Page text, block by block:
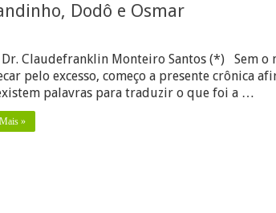
Dodô e Osmar
Dr. Claudefranklin Monteiro Santos (*) Sem o
pelo excesso, começo a presente crônica
palavras para traduzir o que foi a …
»